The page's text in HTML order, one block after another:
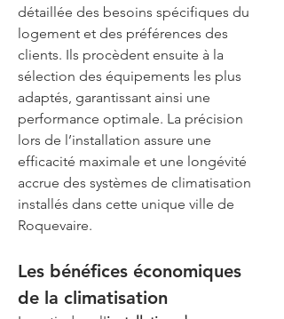
détaillée des besoins spécifiques du
logement et des préférences des
clients. Ils procèdent ensuite à la
sélection des équipements les plus
adaptés, garantissant ainsi une
performance optimale. La précision
lors de l’installation assure une
efficacité maximale et une longévité
accrue des systèmes de climatisation
installés dans cette unique ville de
Roquevaire.
Les bénéfices économiques
de la climatisation